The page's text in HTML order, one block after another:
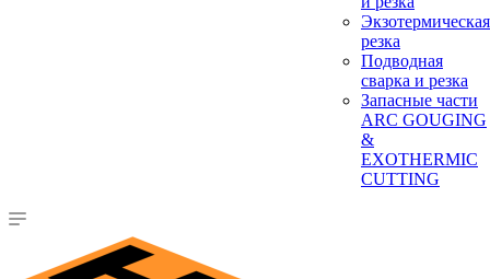
Экзотермическая
резка
Подводная
сварка и резка
Запасные части
ARC GOUGING
&
EXOTHERMIC
CUTTING